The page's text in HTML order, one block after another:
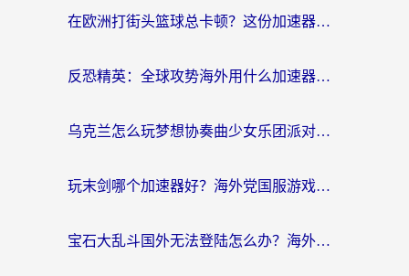
在欧洲打街头篮球总卡顿？这份加速器选择指南帮你解决延迟难题
反恐精英：全球攻势海外用什么加速器登录？海外党国服游戏畅玩指南
乌克兰怎么玩梦想协奏曲少女乐团派对？海外党国服游戏加速全攻略（附欧洲重生细胞荒野行动不卡技巧）
玩末剑哪个加速器好？海外党国服游戏畅玩终极指南（附3款热门游戏实测）
宝石大乱斗国外无法登陆怎么办？海外玩家专属加速指南（附穿越火线原野传说解决方案）